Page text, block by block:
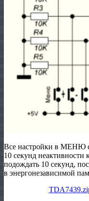
Все настройки в МЕНЮ
10 секунд
подождать 10 секунд,
в энергонезависимой